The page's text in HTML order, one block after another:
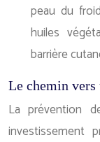
peau du
huiles
barrière
Le chemin vers
La prévention
investissement